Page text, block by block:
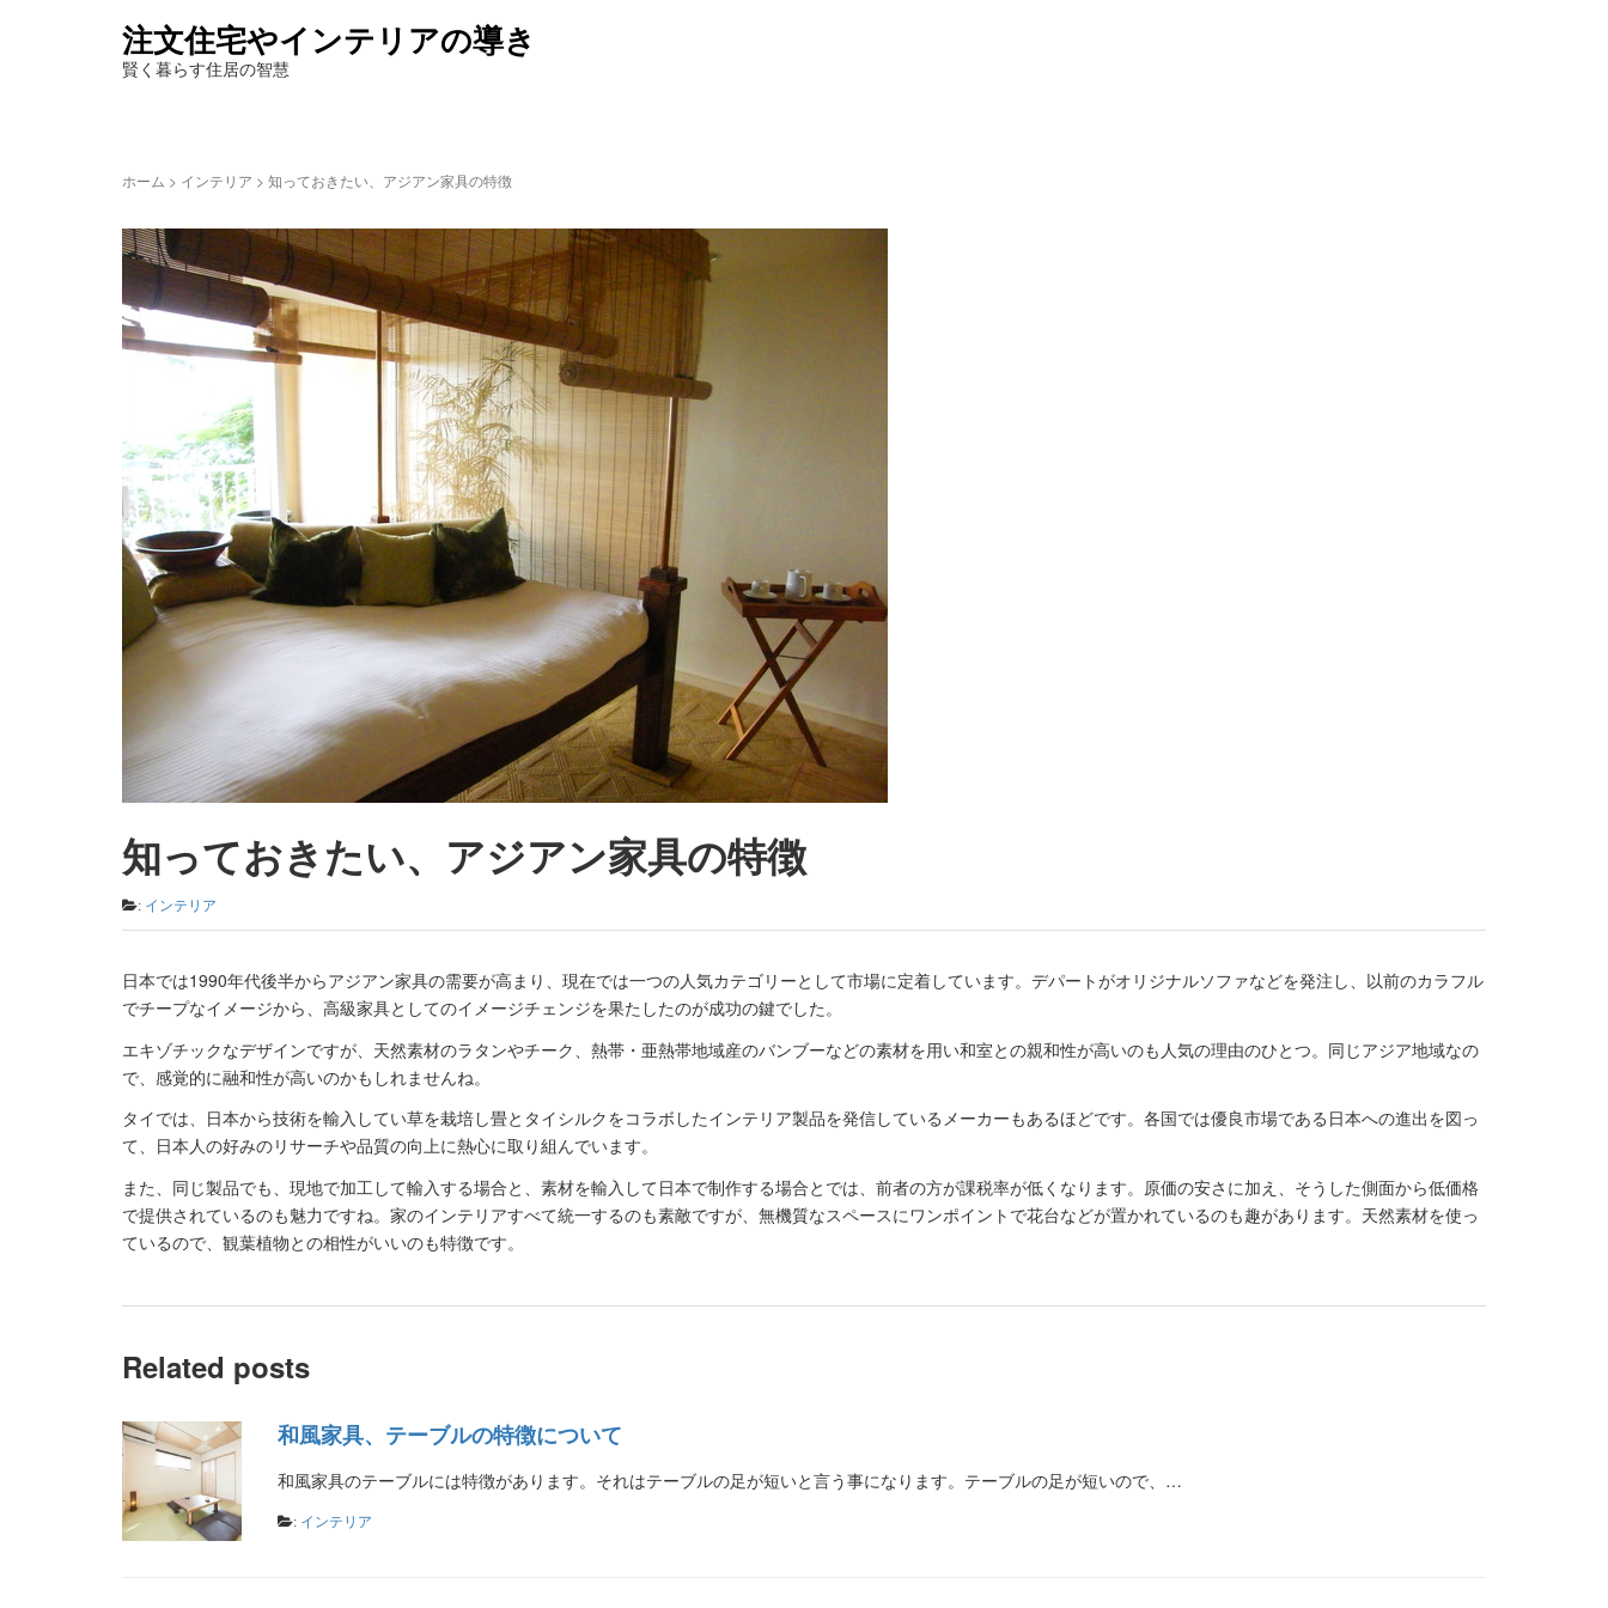
注文住宅やインテリアの導き
賢く暮らす住居の智慧
ホーム > インテリア > 知っておきたい、アジアン家具の特徴
知っておきたい、アジアン家具の特徴
: インテリア
日本では1990年代後半からアジアン家具の需要が高まり、現在では一つの人気カテゴリーとして市場に定着しています。デパートがオリジナルソファなどを発注し、以前のカラフル
でチープなイメージから、高級家具としてのイメージチェンジを果たしたのが成功の鍵でした。
エキゾチックなデザインですが、天然素材のラタンやチーク、熱帯・亜熱帯地域産のバンブーなどの素材を用い和室との親和性が高いのも人気の理由のひとつ。同じアジア地域なの
で、感覚的に融和性が高いのかもしれませんね。
タイでは、日本から技術を輸入してい草を栽培し畳とタイシルクをコラボしたインテリア製品を発信しているメーカーもあるほどです。各国では優良市場である日本への進出を図っ
て、日本人の好みのリサーチや品質の向上に熱心に取り組んでいます。
また、同じ製品でも、現地で加工して輸入する場合と、素材を輸入して日本で制作する場合とでは、前者の方が課税率が低くなります。原価の安さに加え、そうした側面から低価格
で提供されているのも魅力ですね。家のインテリアすべて統一するのも素敵ですが、無機質なスペースにワンポイントで花台などが置かれているのも趣があります。天然素材を使っ
ているので、観葉植物との相性がいいのも特徴です。
Related posts
和風家具、テーブルの特徴について
和風家具のテーブルには特徴があります。それはテーブルの足が短いと言う事になります。テーブルの足が短いので、…
: インテリア